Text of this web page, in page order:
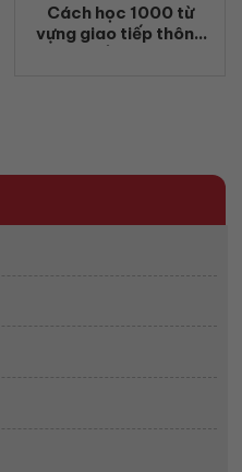
Cách học 1000 từ
vựng giao tiếp thông